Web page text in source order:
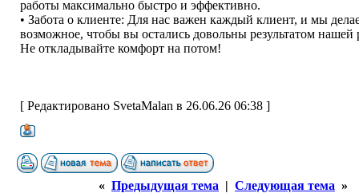
работы максимально быстро и эффективно.
• Забота о клиенте: Для нас важен каждый клиент, и мы
возможное, чтобы вы остались довольны результатом нашей
Не откладывайте комфорт на потом!
[ Редактировано SvetaMalan в 26.06.26 06:38 ]
« Предыдущая тема | Следующая тема »